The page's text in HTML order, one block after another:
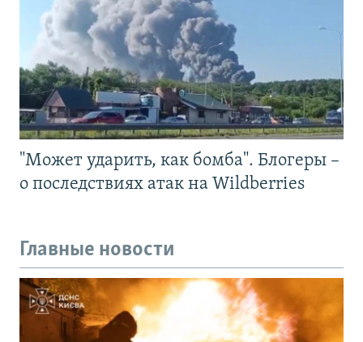
"Может ударить, как бомба". Блогеры –
о последствиях атак на Wildberries
Главные новости